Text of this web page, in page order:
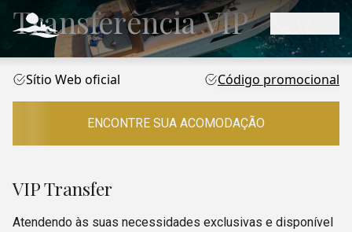
Transferência VIP
Sítio Web oficial Código promocional
ENCONTRE SUA ACOMODAÇÃO
VIP Transfer
Atendendo às suas necessidades exclusivas e disponível